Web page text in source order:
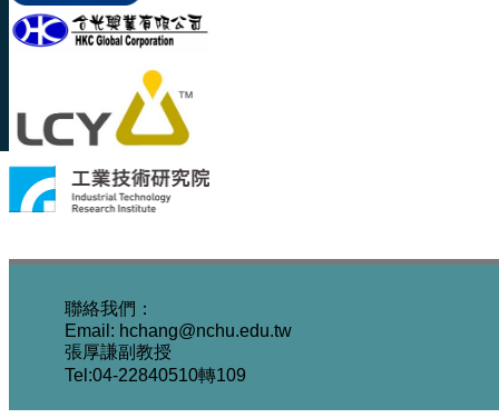
聯絡我們：
Email: hchang@nchu.edu.tw
張厚謙副教授
Tel:04-22840510轉109